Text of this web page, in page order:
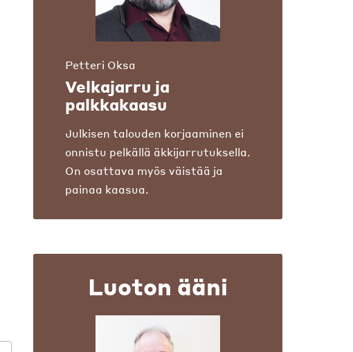
Petteri Oksa
Velkajarru ja
palkkakaasu
Julkisen talouden korjaaminen ei
onnistu pelkällä äkkijarrutuksella.
On osattava myös väistää ja
painaa kaasua.
Luoton ääni